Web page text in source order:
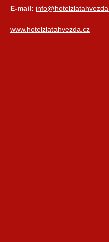
E-mail:
www.hotelzlatahvezda.cz